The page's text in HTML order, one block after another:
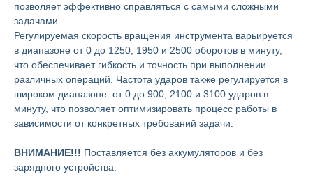
позволяет эффективно справляться с самыми сложными
задачами.
Регулируемая скорость вращения инструмента варьируется
в диапазоне от 0 до 1250, 1950 и 2500 оборотов в минуту,
что обеспечивает гибкость и точность при выполнении
различных операций. Частота ударов также регулируется в
широком диапазоне: от 0 до 900, 2100 и 3100 ударов в
минуту, что позволяет оптимизировать процесс работы в
зависимости от конкретных требований задачи.
ВНИМАНИЕ!!! Поставляется без аккумуляторов и без
зарядного устройства.